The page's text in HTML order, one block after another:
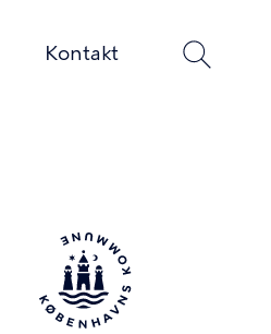
Kontakt